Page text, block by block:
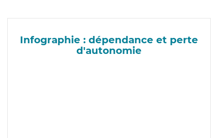
Infographie : dépendance et perte
d'autonomie